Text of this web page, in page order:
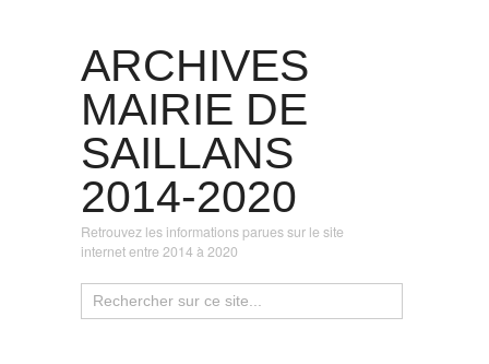
ARCHIVES
MAIRIE DE
SAILLANS
2014-2020
Retrouvez les informations parues sur le site
internet entre 2014 à 2020